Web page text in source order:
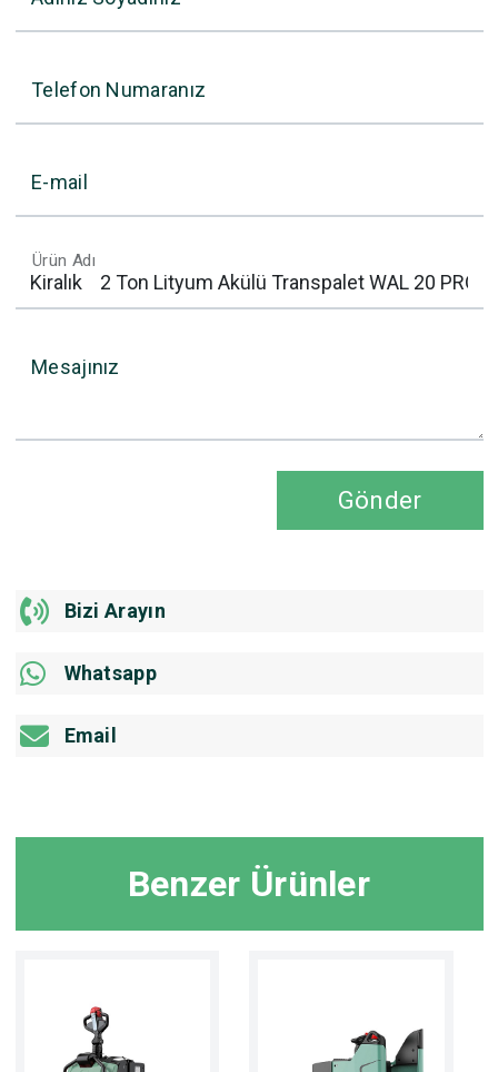
Telefon Numaranız
E-mail
Ürün Adı
Mesajınız
Gönder
Bizi Arayın
Whatsapp
Email
Benzer Ürünler